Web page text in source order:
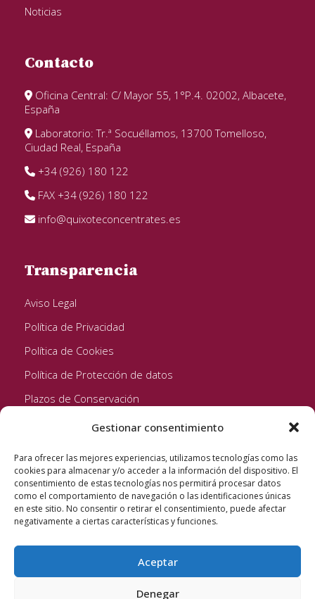
Gestionar consentimiento
Para ofrecer las mejores experiencias, utilizamos tecnologías como las
cookies para almacenar y/o acceder a la información del dispositivo. El
consentimiento de estas tecnologías nos permitirá procesar datos
como el comportamiento de navegación o las identificaciones únicas
en este sitio. No consentir o retirar el consentimiento, puede afectar
negativamente a ciertas características y funciones.
Aceptar
Denegar
Noticias
Contacto
Oficina Central: C/ Mayor 55, 1°P.4. 02002, Albacete,
España
Laboratorio: Tr.ª Socuéllamos, 13700 Tomelloso,
Ciudad Real, España
+34 (926) 180 122
FAX +34 (926) 180 122
info@quixoteconcentrates.es
Transparencia
Aviso Legal
Política de Privacidad
Política de Cookies
Política de Protección de datos
Plazos de Conservación
Seguinos!
Quixote Concentrates S.L. 2022 © Reservados todos los
derechos